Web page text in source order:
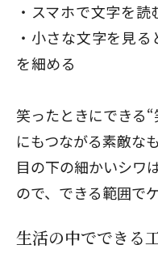
スマホで文字を読
小さな文字を見る
を細める
笑ったときにできる
にもつながる素敵な
目の下の細かいシワ
ので、できる範囲で
生活の中でできる